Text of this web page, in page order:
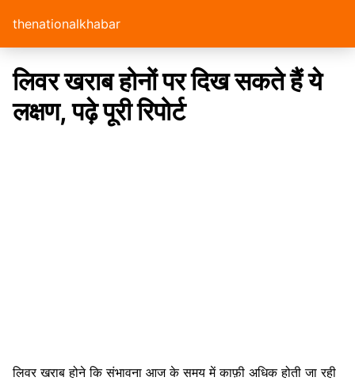
thenationalkhabar
लिवर खराब होनों पर दिख सकते हैं ये
लक्षण, पढ़े पूरी रिपोर्ट
लिवर खराब होने कि संभावना आज के समय में काफ़ी अधिक होती जा रही